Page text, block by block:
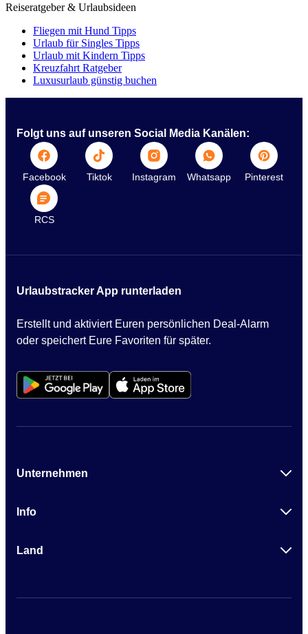
Reiseratgeber & Urlaubsideen
Fliegen mit Hund Tipps
Urlaub für Singles Tipps
Urlaub mit Kindern Tipps
Kreuzfahrt Ratgeber
Luxusurlaub günstig buchen